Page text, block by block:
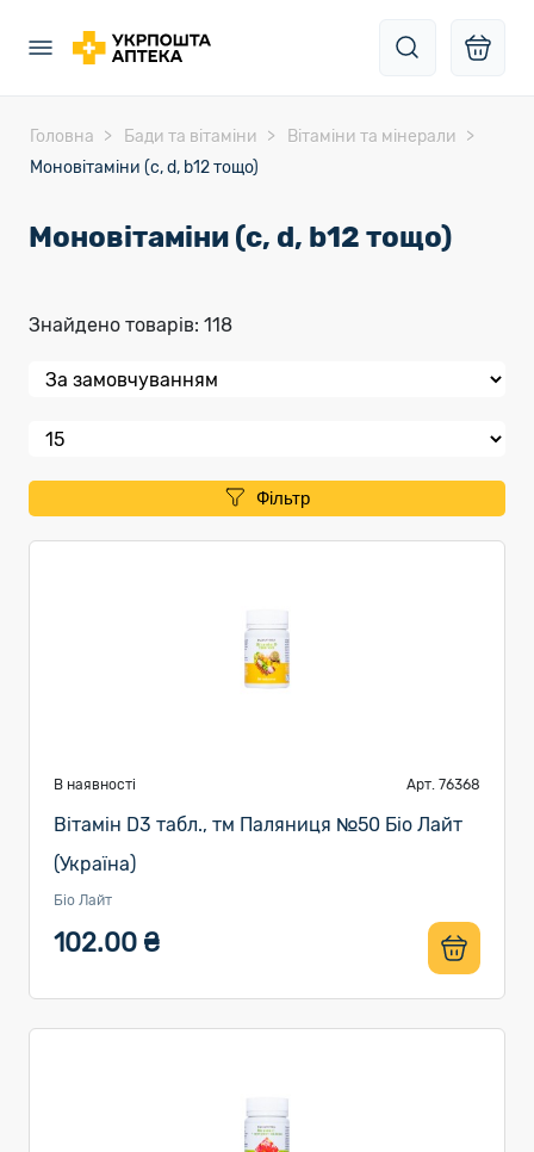
Головна Бади та вітаміни
Вітаміни та мінерали
Моновітаміни (c, d, b12 тощо)
Моновітаміни (c, d, b12 тощо)
Знайдено товарів: 118
Фільтр
В наявності Арт. 76368
Вітамін D3 табл., тм Паляниця №50 Біо Лайт
(Україна)
Біо Лайт
102.00 ₴